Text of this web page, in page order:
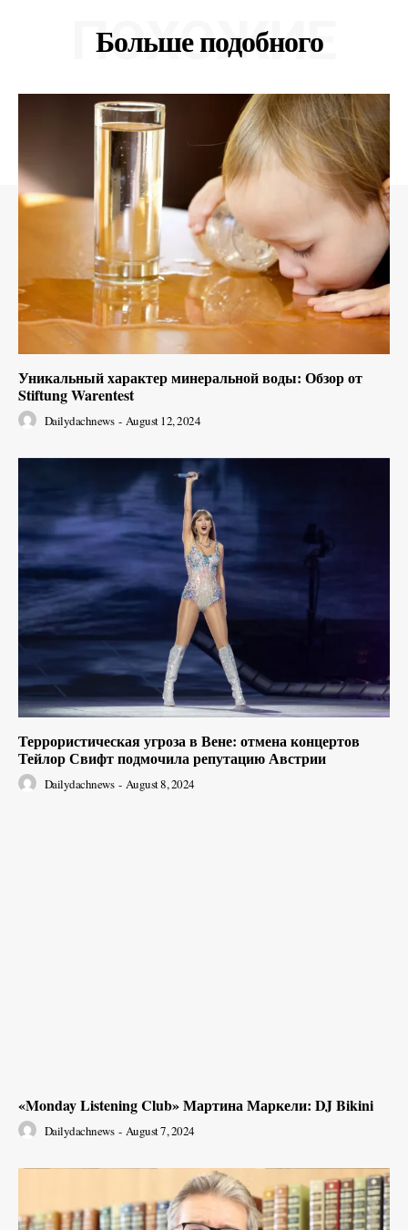
Больше подобного
ПОХОЖИЕ
Уникальный характер минеральной воды: Обзор от
Stiftung Warentest
Dailydachnews - August 12, 2024
Террористическая угроза в Вене: отмена концертов
Тейлор Свифт подмочила репутацию Австрии
Dailydachnews - August 8, 2024
«Monday Listening Club» Мартина Маркели: DJ Bikini
Dailydachnews - August 7, 2024